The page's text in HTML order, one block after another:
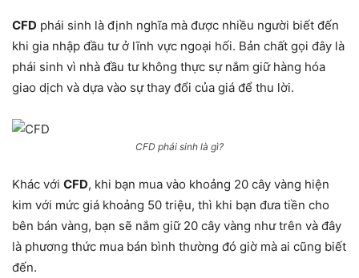
CFD phái sinh là định nghĩa mà được nhiều người biết đến
khi gia nhập đầu tư ở lĩnh vực ngoại hối. Bản chất gọi đây là
phái sinh vì nhà đầu tư không thực sự nắm giữ hàng hóa
giao dịch và dựa vào sự thay đổi của giá để thu lời.
CFD phái sinh là gì?
Khác với CFD, khi bạn mua vào khoảng 20 cây vàng hiện
kim với mức giá khoảng 50 triệu, thì khi bạn đưa tiền cho
bên bán vàng, bạn sẽ nắm giữ 20 cây vàng như trên và đây
là phương thức mua bán bình thường đó giờ mà ai cũng biết
đến.